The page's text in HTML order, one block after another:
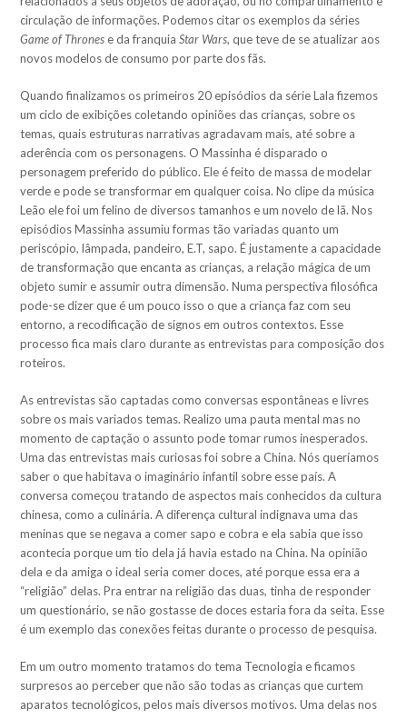
circulação de informações. Podemos citar os exemplos da séries
Game of Thronese da franquiaStar Wars, que teve de se atualizar aos
novos modelos de consumo por parte dos fãs.
Quando finalizamos os primeiros 20 episódios da série Lala fizemos
um ciclo de exibições coletando opiniões das crianças, sobre os
temas, quais estruturas narrativas agradavam mais, até sobre a
aderência com os personagens. O Massinha é disparado o
personagem preferido do público. Ele é feito de massa de modelar
verde e pode se transformar em qualquer coisa. No clipe da música
Leão ele foi um felino de diversos tamanhos e um novelo de lã. Nos
episódios Massinha assumiu formas tão variadas quanto um
periscópio, lâmpada, pandeiro, E.T, sapo. É justamente a capacidade
de transformação que encanta as crianças, a relação mágica de um
objeto sumir e assumir outra dimensão. Numa perspectiva filosófica
pode-se dizer que é um pouco isso o que a criança faz com seu
entorno, a recodificação de signos em outros contextos. Esse
processo fica mais claro durante as entrevistas para composição dos
roteiros.
As entrevistas são captadas como conversas espontâneas e livres
sobre os mais variados temas. Realizo uma pauta mental mas no
momento de captação o assunto pode tomar rumos inesperados.
Uma das entrevistas mais curiosas foi sobre a China. Nós queríamos
saber o que habitava o imaginário infantil sobre esse país. A
conversa começou tratando de aspectos mais conhecidos da cultura
chinesa, como a culinária. A diferença cultural indignava uma das
meninas que se negava a comer sapo e cobra e ela sabia que isso
acontecia porque um tio dela já havia estado na China. Na opinião
dela e da amiga o ideal seria comer doces, até porque essa era a
“religião” delas. Pra entrar na religião das duas, tinha de responder
um questionário, se não gostasse de doces estaria fora da seita. Esse
é um exemplo das conexões feitas durante o processo de pesquisa.
Em um outro momento tratamos do tema Tecnologia e ficamos
surpresos ao perceber que não são todas as crianças que curtem
aparatos tecnológicos, pelos mais diversos motivos. Uma delas nos